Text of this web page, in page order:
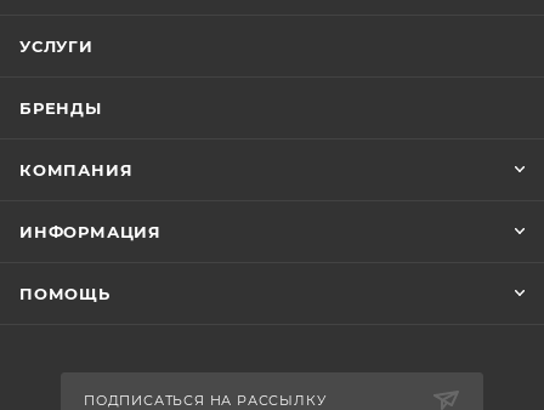
УСЛУГИ
БРЕНДЫ
КОМПАНИЯ
ИНФОРМАЦИЯ
ПОМОЩЬ
ПОДПИСАТЬСЯ НА РАССЫЛКУ